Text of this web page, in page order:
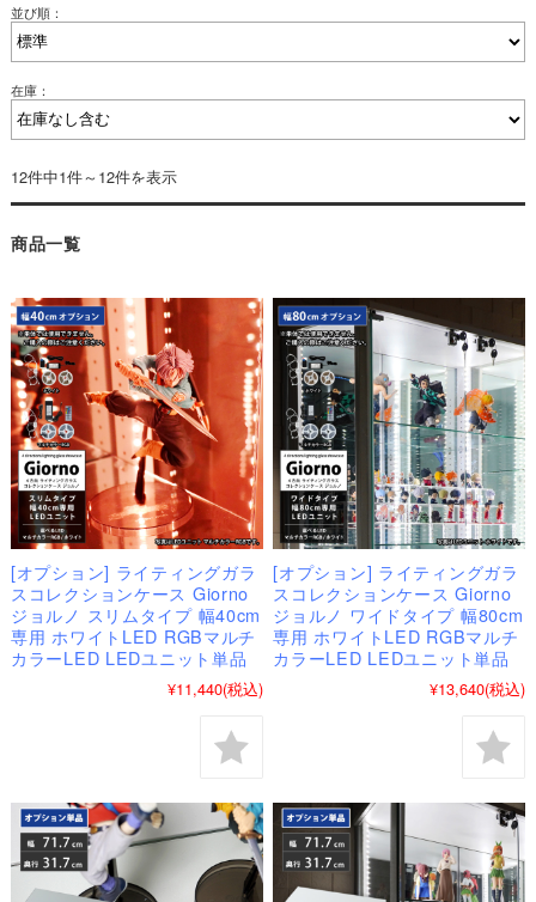
並び順：
在庫：
12件中1件～12件を表示
商品一覧
[オプション] ライティングガラ
スコレクションケース Giorno
ジョルノ スリムタイプ 幅40cm
専用 ホワイトLED RGBマルチ
カラーLED LEDユニット単品
¥11,440(税込)
[オプション] ライティングガラ
スコレクションケース Giorno
ジョルノ ワイドタイプ 幅80cm
専用 ホワイトLED RGBマルチ
カラーLED LEDユニット単品
¥13,640(税込)